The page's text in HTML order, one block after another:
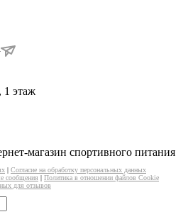
этаж
магазин спортивного питания
| Согласие на обработку персональных данных
сообщения | Политика в отношении файлов Cookie
для отзывов